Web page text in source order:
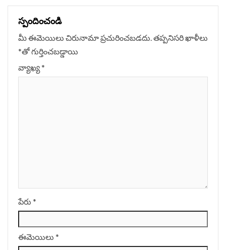
స్పందించండి
మీ ఈమెయిలు చిరునామా ప్రచురించబడదు. తప్పనిసరి ఖాళీలు
*‌తో గుర్తించబడ్డాయి
వ్యాఖ్య*
పేరు *
ఈమెయిలు *